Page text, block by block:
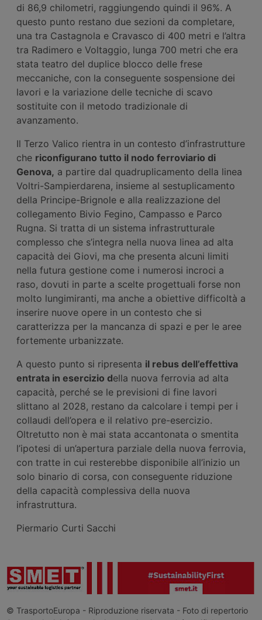
di 86,9 chilometri, raggiungendo quindi il 96%. A
questo punto restano due sezioni da completare,
una tra Castagnola e Cravasco di 400 metri e l’altra
tra Radimero e Voltaggio, lunga 700 metri che era
stata teatro del duplice blocco delle frese
meccaniche, con la conseguente sospensione dei
lavori e la variazione delle tecniche di scavo
sostituite con il metodo tradizionale di
avanzamento.
Il Terzo Valico rientra in un contesto d’infrastrutture
che riconfigurano tutto il nodo ferroviario di
Genova, a partire dal quadruplicamento della linea
Voltri-Sampierdarena, insieme al sestuplicamento
della Principe-Brignole e alla realizzazione del
collegamento Bivio Fegino, Campasso e Parco
Rugna. Si tratta di un sistema infrastrutturale
complesso che s’integra nella nuova linea ad alta
capacità dei Giovi, ma che presenta alcuni limiti
nella futura gestione come i numerosi incroci a
raso, dovuti in parte a scelte progettuali forse non
molto lungimiranti, ma anche a obiettive difficoltà a
inserire nuove opere in un contesto che si
caratterizza per la mancanza di spazi e per le aree
fortemente urbanizzate.
A questo punto si ripresenta il rebus dell’effettiva
entrata in esercizio della nuova ferrovia ad alta
capacità, perché se le previsioni di fine lavori
slittano al 2028, restano da calcolare i tempi per i
collaudi dell’opera e il relativo pre-esercizio.
Oltretutto non è mai stata accantonata o smentita
l’ipotesi di un’apertura parziale della nuova ferrovia,
con tratte in cui resterebbe disponibile all’inizio un
solo binario di corsa, con conseguente riduzione
della capacità complessiva della nuova
infrastruttura.
Piermario Curti Sacchi
© TrasportoEuropa - Riproduzione riservata - Foto di repertorio